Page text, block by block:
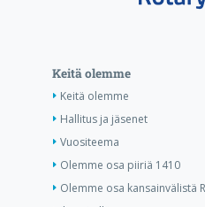
Keitä olemme
Keitä olemme
Hallitus ja jäsenet
Vuositeema
Olemme osa piiriä 1410
Olemme osa kansainvälistä